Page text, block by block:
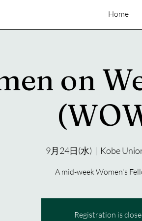
Home
on
9月24日(水)
  |
Kobe
A mid-week Women's
Registration is